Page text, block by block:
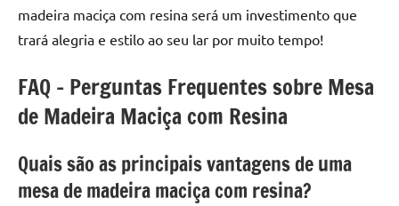
madeira maciça com resina será um investimento que
trará alegria e estilo ao seu lar por muito tempo!
FAQ – Perguntas Frequentes sobre Mesa
de Madeira Maciça com Resina
Quais são as principais vantagens de uma
mesa de madeira maciça com resina?